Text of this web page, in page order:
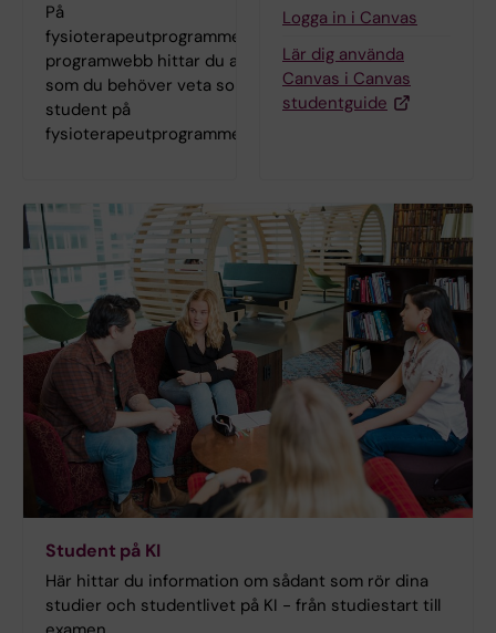
På
fysioterapeutprogrammets
programwebb hittar du allt
som du behöver veta som
student på
fysioterapeutprogrammet.
Logga in i Canvas
Lär dig använda
Canvas i Canvas
studentguide
Student på KI
Här hittar du information om sådant som rör dina
studier och studentlivet på KI - från studiestart till